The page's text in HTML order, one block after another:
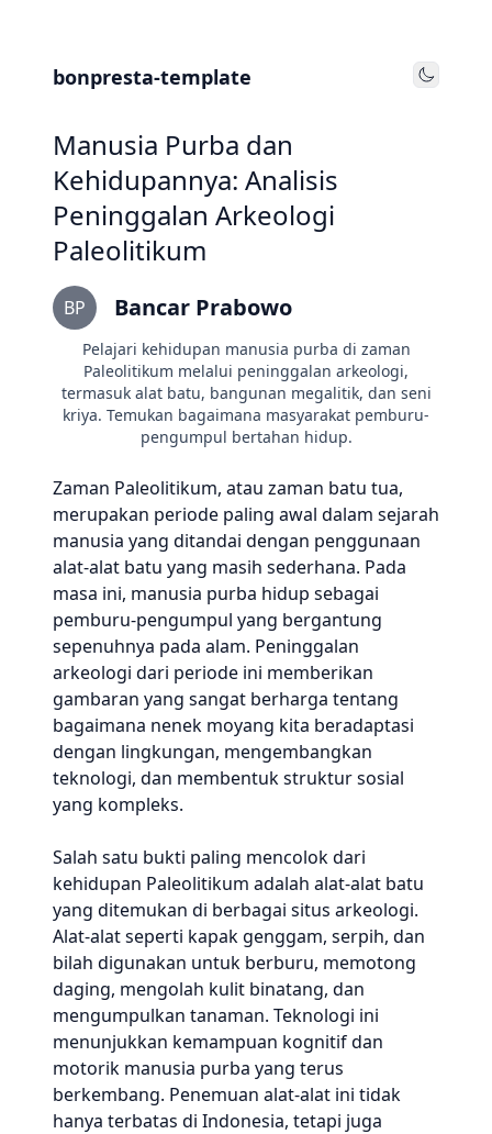
bonpresta-template Toggle
Manusia Purba dan
Kehidupannya: Analisis
Peninggalan Arkeologi
Paleolitikum
BP Bancar Prabowo
Pelajari kehidupan manusia purba di zaman
Paleolitikum melalui peninggalan arkeologi,
termasuk alat batu, bangunan megalitik, dan seni
kriya. Temukan bagaimana masyarakat pemburu-
pengumpul bertahan hidup.
Zaman Paleolitikum, atau zaman batu tua,
merupakan periode paling awal dalam sejarah
manusia yang ditandai dengan penggunaan
alat-alat batu yang masih sederhana. Pada
masa ini, manusia purba hidup sebagai
pemburu-pengumpul yang bergantung
sepenuhnya pada alam. Peninggalan
arkeologi dari periode ini memberikan
gambaran yang sangat berharga tentang
bagaimana nenek moyang kita beradaptasi
dengan lingkungan, mengembangkan
teknologi, dan membentuk struktur sosial
yang kompleks.
Salah satu bukti paling mencolok dari
kehidupan Paleolitikum adalah alat-alat batu
yang ditemukan di berbagai situs arkeologi.
Alat-alat seperti kapak genggam, serpih, dan
bilah digunakan untuk berburu, memotong
daging, mengolah kulit binatang, dan
mengumpulkan tanaman. Teknologi ini
menunjukkan kemampuan kognitif dan
motorik manusia purba yang terus
berkembang. Penemuan alat-alat ini tidak
hanya terbatas di Indonesia, tetapi juga